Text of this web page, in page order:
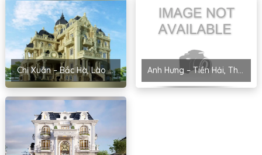
Chị Xuân – Bắc Hà, Lào Cai